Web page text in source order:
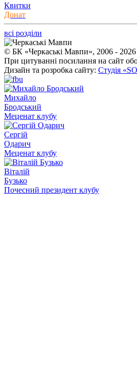
Квитки
Донат
всі розділи
© БК «Черкаські Мавпи», 2006 - 2026
При цитуванні посилання на сайт
Дизайн та розробка сайту: Студія
Михайло
Бродський
Меценат клубу
Сергій
Одарич
Меценат клубу
Віталій
Бузько
Почесний президент клубу